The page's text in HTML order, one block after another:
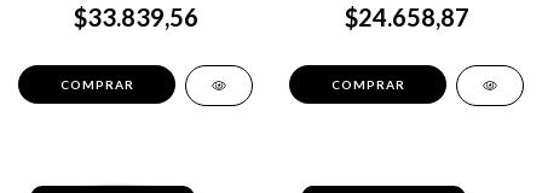
$33.839,56 $24.658,87